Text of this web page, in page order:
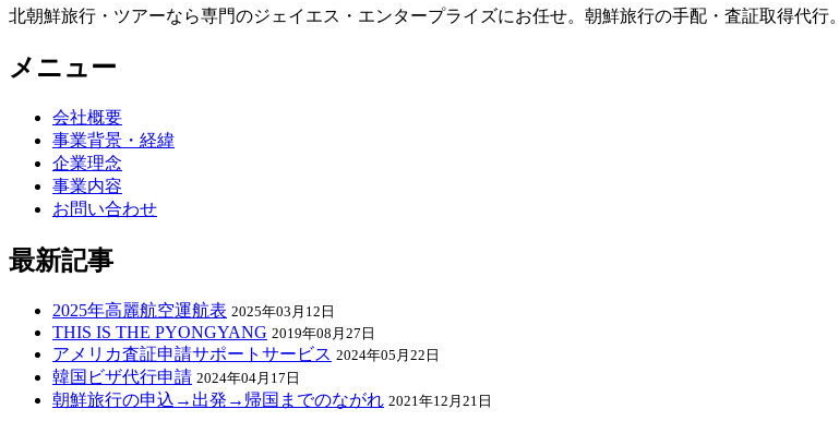
北朝鮮旅行・ツアーなら専門のジェイエス・エンタープライズにお任せ。朝鮮旅行の手配・査証取得代行。
メニュー
会社概要
事業背景・経緯
企業理念
事業内容
お問い合わせ
最新記事
2025年高麗航空運航表 2025年03月12日
THIS IS THE PYONGYANG 2019年08月27日
アメリカ査証申請サポートサービス 2024年05月22日
韓国ビザ代行申請 2024年04月17日
朝鮮旅行の申込→出発→帰国までのながれ 2021年12月21日